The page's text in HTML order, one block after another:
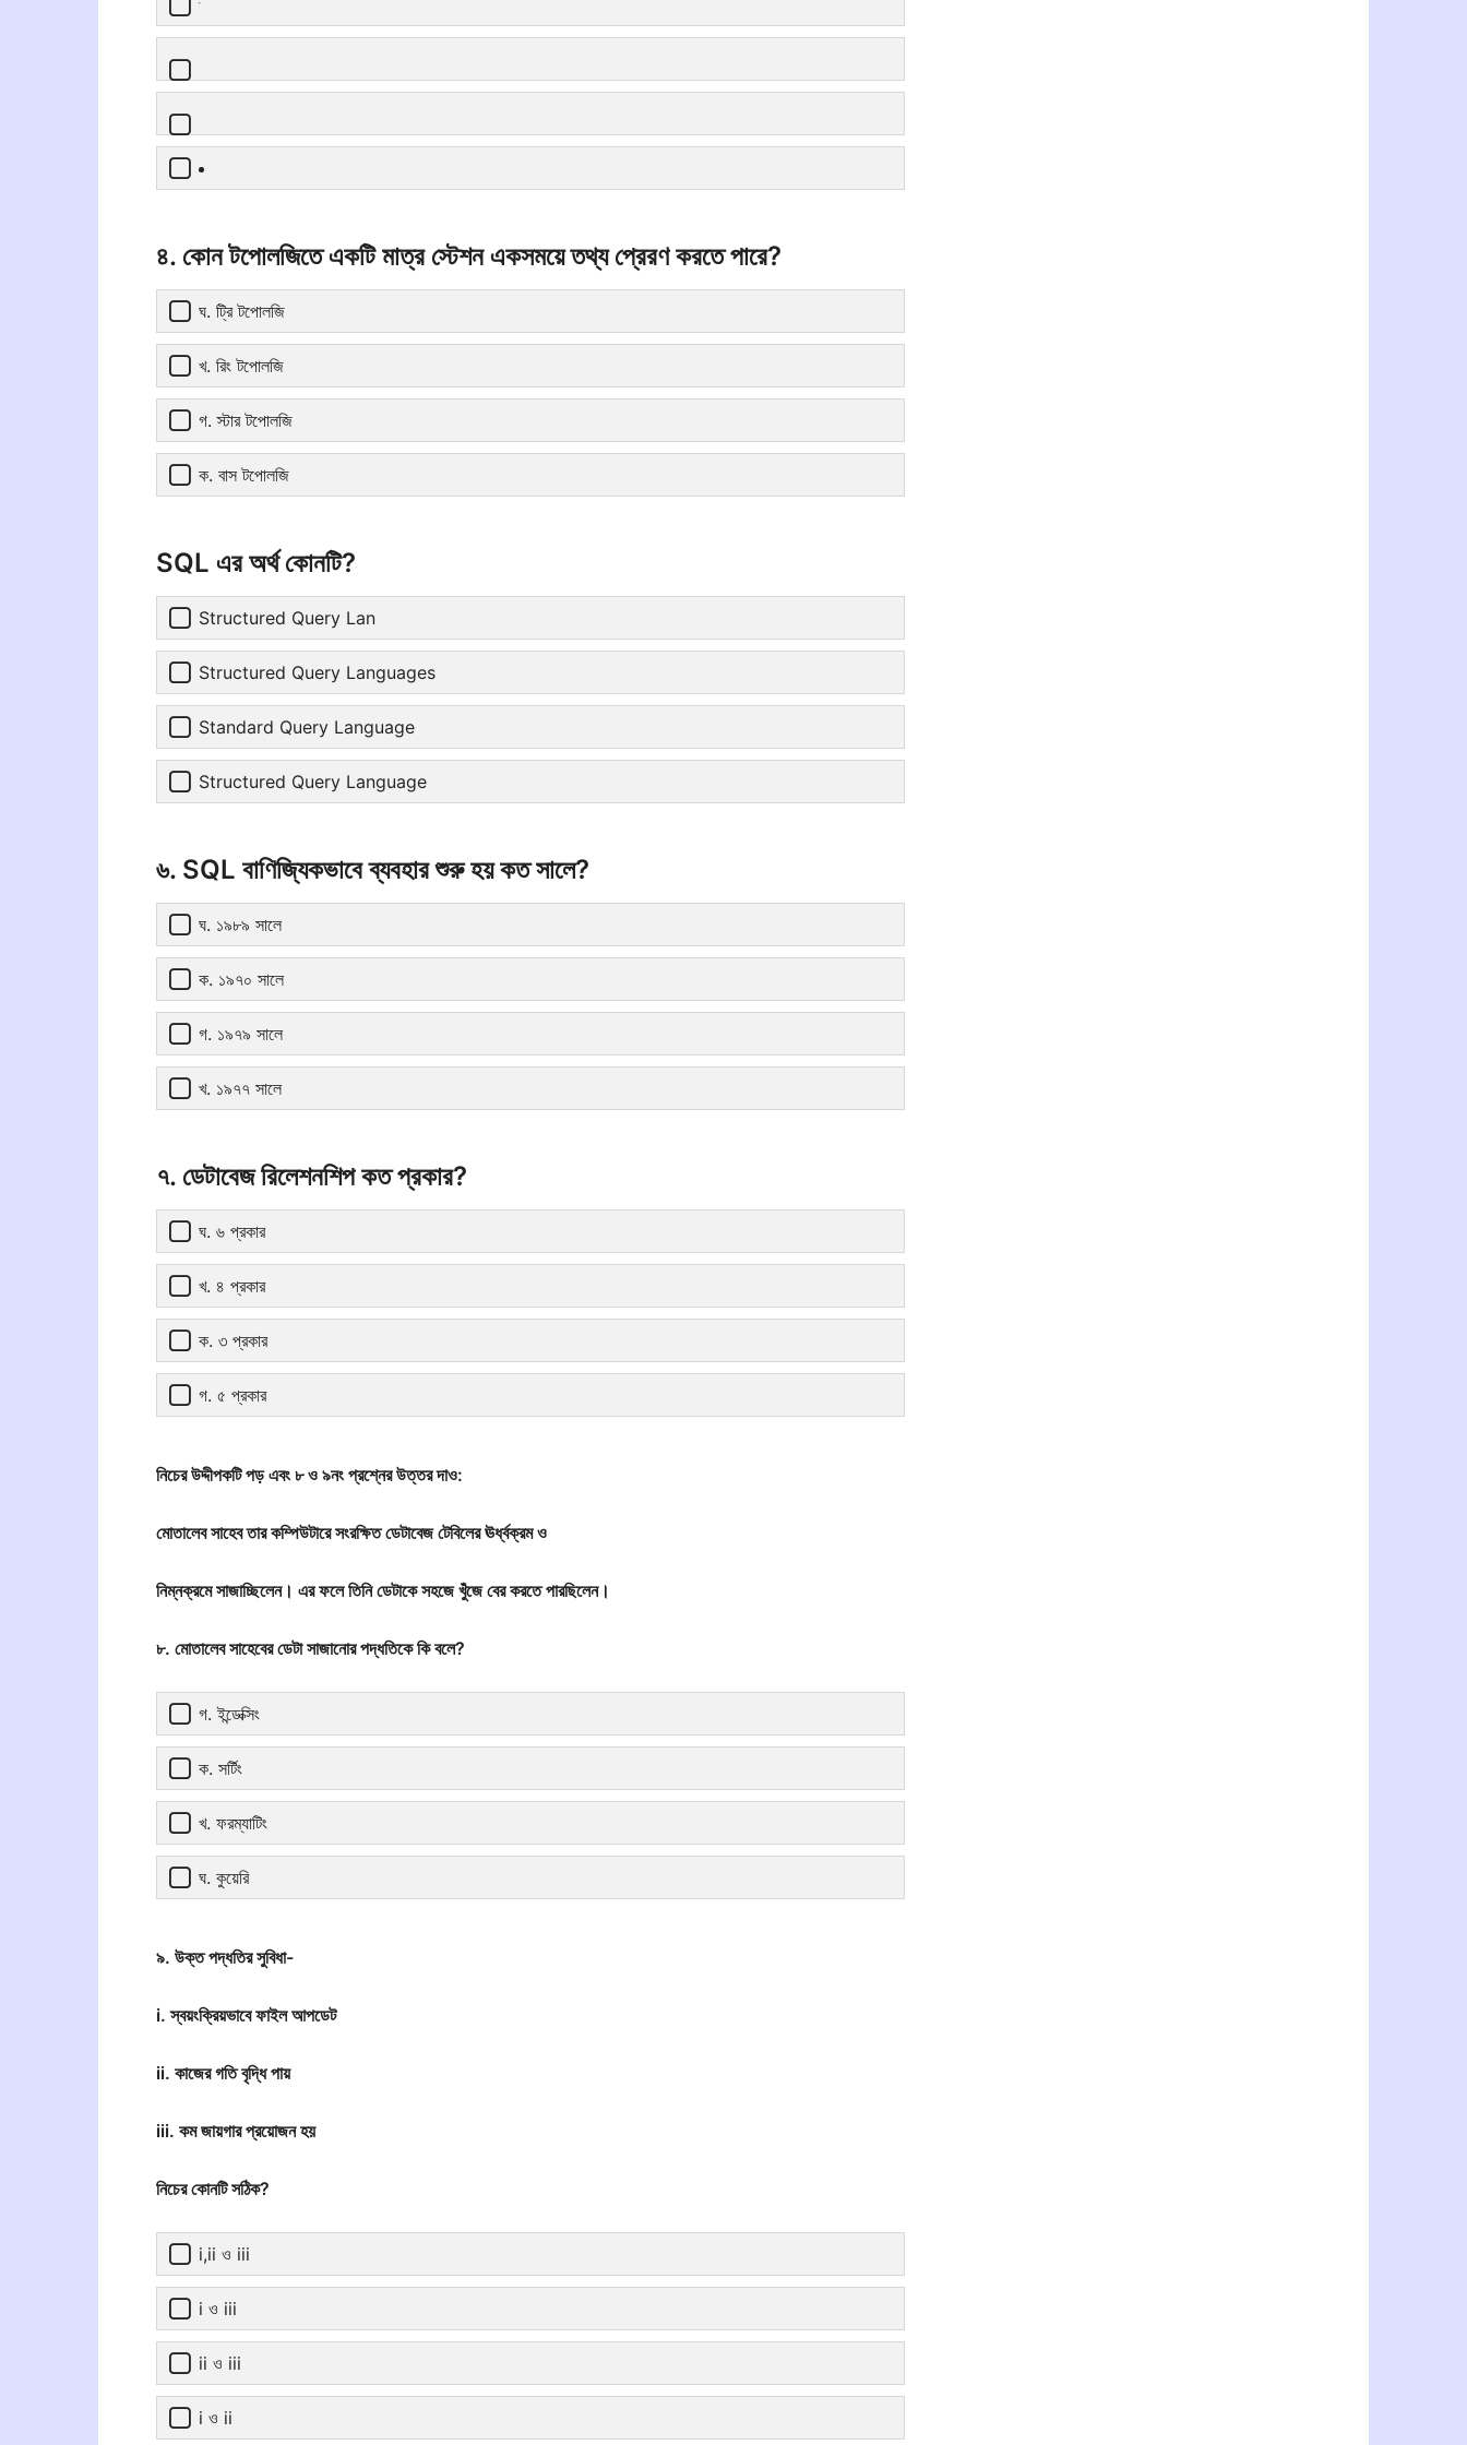
৪. কোন টপোলজিতে একটি মাত্র স্টেশন একসময়ে তথ্য প্রেরণ করতে পারে?
ঘ. ট্রি টপোলজি
খ. রিং টপোলজি
গ. স্টার টপোলজি
ক. বাস টপোলজি
SQL এর অর্থ কোনটি?
Structured Query Lan
Structured Query Languages
Standard Query Language
Structured Query Language
৬. SQL বাণিজ্যিকভাবে ব্যবহার শুরু হয় কত সালে?
ঘ. ১৯৮৯ সালে
ক. ১৯৭০ সালে
গ. ১৯৭৯ সালে
খ. ১৯৭৭ সালে
৭. ডেটাবেজ রিলেশনশিপ কত প্রকার?
ঘ. ৬ প্রকার
খ. ৪ প্রকার
ক. ৩ প্রকার
গ. ৫ প্রকার
নিচের উদ্দীপকটি পড় এবং ৮ ও ৯নং প্রশ্নের উত্তর দাও:
মোতালেব সাহেব তার কম্পিউটারে সংরক্ষিত ডেটাবেজ টেবিলের ঊর্ধ্বক্রম ও
নিম্নক্রমে সাজাচ্ছিলেন। এর ফলে তিনি ডেটাকে সহজে খুঁজে বের করতে পারছিলেন।
৮. মোতালেব সাহেবের ডেটা সাজানোর পদ্ধতিকে কি বলে?
গ. ইন্ডেক্সিং
ক. সর্টিং
খ. ফরম্যাটিং
ঘ. কুয়েরি
৯. উক্ত পদ্ধতির সুবিধা-
i. স্বয়ংক্রিয়ভাবে ফাইল আপডেট
ii. কাজের গতি বৃদ্ধি পায়
iii. কম জায়গার প্রয়োজন হয়
নিচের কোনটি সঠিক?
i,ii ও iii
i ও iii
ii ও iii
i ও ii